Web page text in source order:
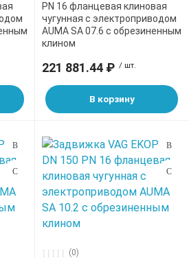
PN 16 фланцевая клиновая
чугунная с электроприводом
AUMA SA 07.6 с обрезиненным
клином
221 881.44 ₽ / шт.
В корзину
(0)